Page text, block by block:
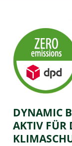
DYNAMIC
AKTIV FÜR